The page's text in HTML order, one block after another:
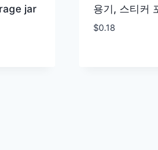
jar
용기, 스티커
$0.18